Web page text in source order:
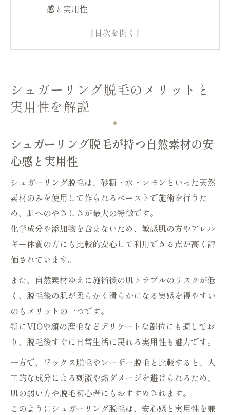
感と実用性
痛みが少ないシュガーリング脱毛の理由と
デメリットを知って納得するシュガーリン
グ脱毛の選び方
シュガーリング脱毛のレビューから見る利
用者の実感
敏感肌でも安心なシュガーリング美容法
敏感肌にやさしいシュガーリング脱毛の成
分と特徴
顔やVIOにも使えるシュガーリング脱毛の
実際の効果
赤みやトラブルを防ぐシュガーリング脱毛
のコツ
シュガーリング脱毛で敏感肌が得られる美
容効果
毛抜きやワックスとの刺激の違いを比較検
証
ワックス脱毛との違いを実感する方法
シュガーリング脱毛とワックス脱毛の痛み
比較と選び方
持続期間で比べるシュガーリング脱毛と従
来脱毛法
シュガーリング脱毛のメリットと
実用性を解説
シュガーリング脱毛が持つ自然素材の安
心感と実用性
シュガーリング脱毛は、砂糖・水・レモンといった天然
素材のみを使用して作られるペーストで施術を行うた
め、肌へのやさしさが最大の特徴です。
化学成分や添加物を含まないため、敏感肌の方やアレル
ギー体質の方にも比較的安心して利用できる点が高く評
価されています。
また、自然素材ゆえに施術後の肌トラブルのリスクが低
く、脱毛後の肌が柔らかく滑らかになる実感を得やすい
のもメリットの一つです。
特にVIOや顔の産毛などデリケートな部位にも適してお
り、脱毛後すぐに日常生活に戻れる実用性も魅力です。
一方で、ワックス脱毛やレーザー脱毛と比較すると、人
工的な成分による刺激や熱ダメージを避けられるため、
肌の弱い方や脱毛初心者にもおすすめされます。
このようにシュガーリング脱毛は、安心感と実用性を兼